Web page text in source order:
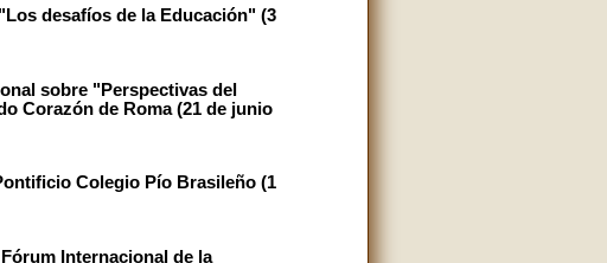
desafíos de la Educación" (3
sobre "Perspectivas del
Corazón de Roma (21 de junio
Colegio Pío Brasileño (1
Internacional de la